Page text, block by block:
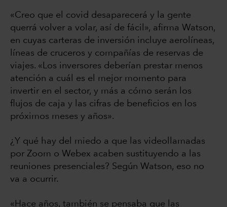
«Creo que el covid desaparecerá y la gente
querrá volver a volar, así de fácil», afirma Watson,
en cuyas carteras de inversión incluye aerolíneas,
líneas de cruceros y compañías de reservas de
viajes. «Los inversores deberían prestar menos
atención a cuál es el mejor momento para
invertir en el sector, y más a cómo serán los
flujos de caja y las cifras de beneficios en los
próximos meses y años».
¿Y qué hay del miedo a que las videollamadas
por Zoom o Webex acaben sustituyendo a las
reuniones presenciales? Según Watson, eso no
va a ocurrir.
«Hace años, también se pensaba que las